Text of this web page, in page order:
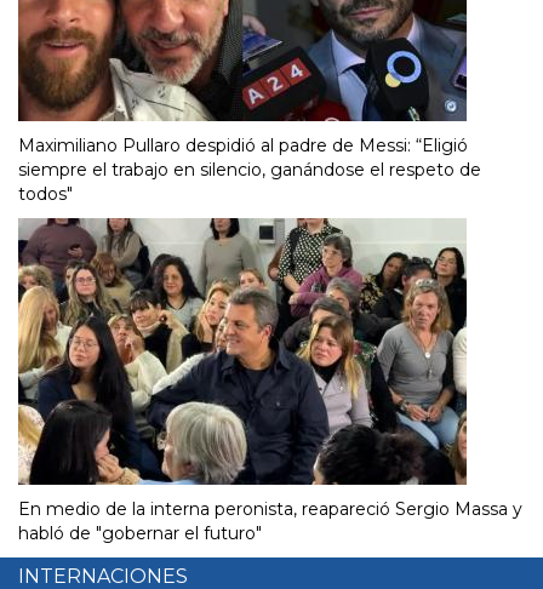
Maximiliano Pullaro despidió al padre de Messi: “Eligió
siempre el trabajo en silencio, ganándose el respeto de
todos"
En medio de la interna peronista, reapareció Sergio Massa y
habló de "gobernar el futuro"
INTERNACIONES